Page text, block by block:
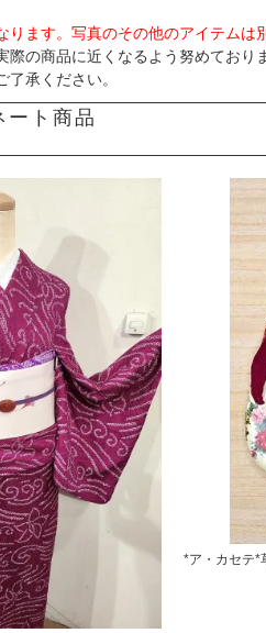
ります。写真のその他のアイテムは
際の商品に近くなるよう努めてお
承ください。
ート商品
*ア・カセテ*